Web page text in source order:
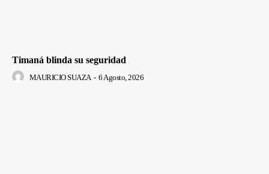
Timaná blinda su seguridad
MAURICIO SUAZA - 6 Agosto, 2026